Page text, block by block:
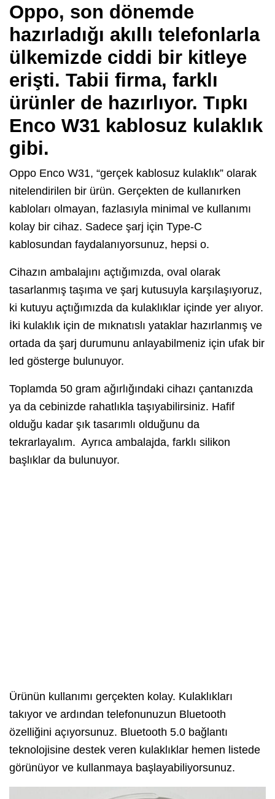
Oppo, son dönemde
hazırladığı akıllı telefonlarla
ülkemizde ciddi bir kitleye
erişti. Tabii firma, farklı
ürünler de hazırlıyor. Tıpkı
Enco W31 kablosuz kulaklık
gibi.
Oppo Enco W31, “gerçek kablosuz kulaklık” olarak
nitelendirilen bir ürün. Gerçekten de kullanırken
kabloları olmayan, fazlasıyla minimal ve kullanımı
kolay bir cihaz. Sadece şarj için Type-C
kablosundan faydalanıyorsunuz, hepsi o.
Cihazın ambalajını açtığımızda, oval olarak
tasarlanmış taşıma ve şarj kutusuyla karşılaşıyoruz,
ki kutuyu açtığımızda da kulaklıklar içinde yer alıyor.
İki kulaklık için de mıknatıslı yataklar hazırlanmış ve
ortada da şarj durumunu anlayabilmeniz için ufak bir
led gösterge bulunuyor.
Toplamda 50 gram ağırlığındaki cihazı çantanızda
ya da cebinizde rahatlıkla taşıyabilirsiniz. Hafif
olduğu kadar şık tasarımlı olduğunu da
tekrarlayalım. Ayrıca ambalajda, farklı silikon
başlıklar da bulunuyor.
Ürünün kullanımı gerçekten kolay. Kulaklıkları
takıyor ve ardından telefonunuzun Bluetooth
özelliğini açıyorsunuz. Bluetooth 5.0 bağlantı
teknolojisine destek veren kulaklıklar hemen listede
görünüyor ve kullanmaya başlayabiliyorsunuz.